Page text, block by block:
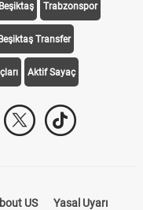
Beşiktaş Trabzonspor
Beşiktaş Transfer
Aktif Sayaç
US Yasal Uyarı